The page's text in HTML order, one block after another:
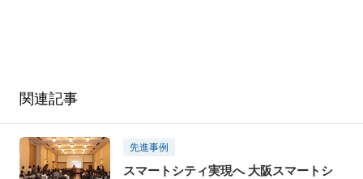
関連記事
先進事例
スマートシティ実現へ 大阪スマートシ